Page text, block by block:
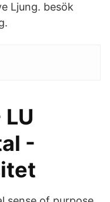
Ljung. besök
-